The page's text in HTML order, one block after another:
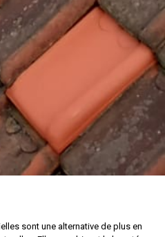
sont une alternative de plus en